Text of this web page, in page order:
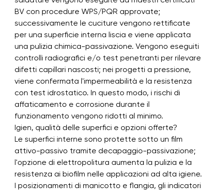
BV con procedure WPS/PQR approvate;
successivamente le cuciture vengono rettificate
per una superficie interna liscia e viene applicata
una pulizia chimica-passivazione. Vengono eseguiti
controlli radiografici e/o test penetranti per rilevare
difetti capillari nascosti; nei progetti a pressione,
viene confermata l'impermeabilità e la resistenza
con test idrostatico. In questo modo, i rischi di
affaticamento e corrosione durante il
funzionamento vengono ridotti al minimo.
Igien, qualità delle superfici e opzioni offerte?
Le superfici interne sono protette sotto un film
attivo-passivo tramite decapaggio-passivazione;
l'opzione di elettropolitura aumenta la pulizia e la
resistenza ai biofilm nelle applicazioni ad alta igiene.
I posizionamenti di manicotto e flangia, gli indicatori